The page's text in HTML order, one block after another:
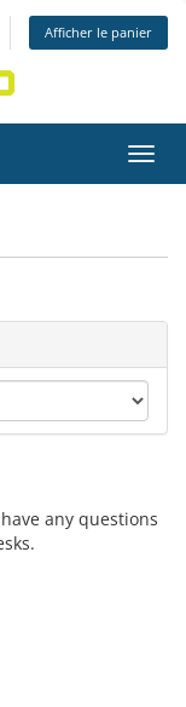
Afficher le panier
la
any questions